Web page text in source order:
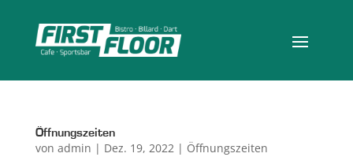
Öffnungszeiten
von admin | Dez. 19, 2022| Öffnungszeiten